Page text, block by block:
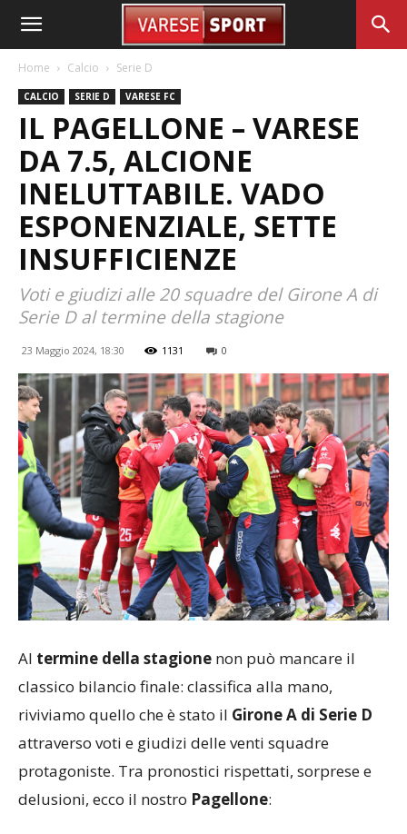
Home Calcio Serie D
CALCIO SERIE D VARESE FC
IL PAGELLONE – VARESE
DA 7.5, ALCIONE
INELUTTABILE. VADO
ESPONENZIALE, SETTE
INSUFFICIENZE
Voti e giudizi alle 20 squadre del Girone A di
Serie D al termine della stagione
23 Maggio 2024, 18:30 1131 0
Al termine della stagione non può mancare il
classico bilancio finale: classifica alla mano,
riviviamo quello che è stato il Girone A di Serie D
attraverso voti e giudizi delle venti squadre
protagoniste. Tra pronostici rispettati, sorprese e
delusioni, ecco il nostro Pagellone: